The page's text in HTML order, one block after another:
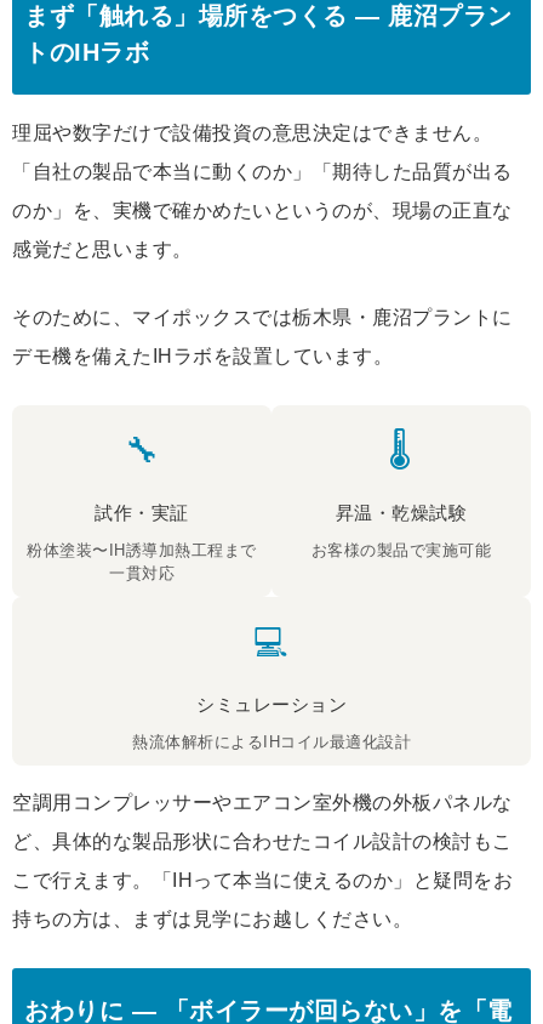
まず「触れる」場所をつくる ― 鹿沼プラン
トのIHラボ
理屈や数字だけで設備投資の意思決定はできません。
「自社の製品で本当に動くのか」「期待した品質が出る
のか」を、実機で確かめたいというのが、現場の正直な
感覚だと思います。
そのために、マイポックスでは栃木県・鹿沼プラントに
デモ機を備えたIHラボを設置しています。
🔧
試作・実証
粉体塗装〜IH誘導加熱工程まで
一貫対応
🌡️
昇温・乾燥試験
お客様の製品で実施可能
💻
シミュレーション
熱流体解析によるIHコイル最適化設計
空調用コンプレッサーやエアコン室外機の外板パネルな
ど、具体的な製品形状に合わせたコイル設計の検討もこ
こで行えます。「IHって本当に使えるのか」と疑問をお
持ちの方は、まずは見学にお越しください。
おわりに ― 「ボイラーが回らない」を「電